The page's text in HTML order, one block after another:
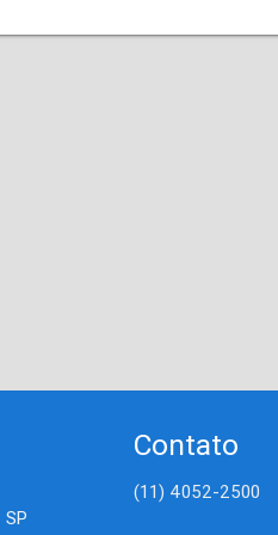
Contato
(11) 4052-2500